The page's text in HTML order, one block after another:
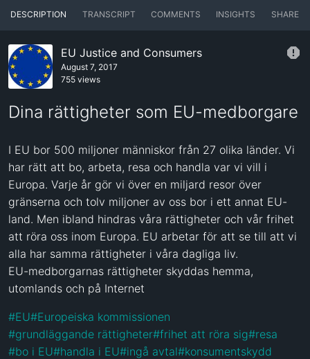
DESCRIPTION TRANSCRIPT COMMENTS INSIGHTS SHARE
EU Justice and Consumers
August 7, 2017
755 views
Dina rättigheter som EU-medborgare
I EU bor 500 miljoner människor från 27 olika länder. Vi
har rätt att bo, arbeta, resa och handla var vi vill i
Europa. Varje år gör vi över en miljard resor över
gränserna och tolv miljoner av oss bor i ett annat EU-
land. Men ibland hindras våra rättigheter och vår frihet
att röra oss inom Europa. EU arbetar för att se till att vi
alla har samma rättigheter i våra dagliga liv.
EU-medborgarnas rättigheter skyddas hemma,
utomlands och på Internet
#EU#Europeiska kommissionen
#grundläggande rättigheter#frihet att röra sig#resa
#bo i EU#handla i EU#ingå avtal#konsumentskydd